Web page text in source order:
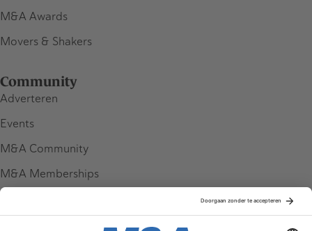
M&A Awards
Movers & Shakers
Community
Adverteren
Events
M&A Community
M&A Memberships